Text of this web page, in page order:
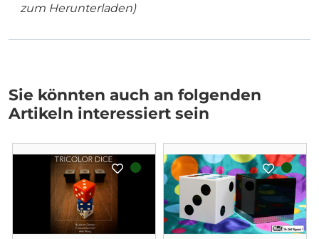
zum Herunterladen)
Sie könnten auch an folgenden
Artikeln interessiert sein